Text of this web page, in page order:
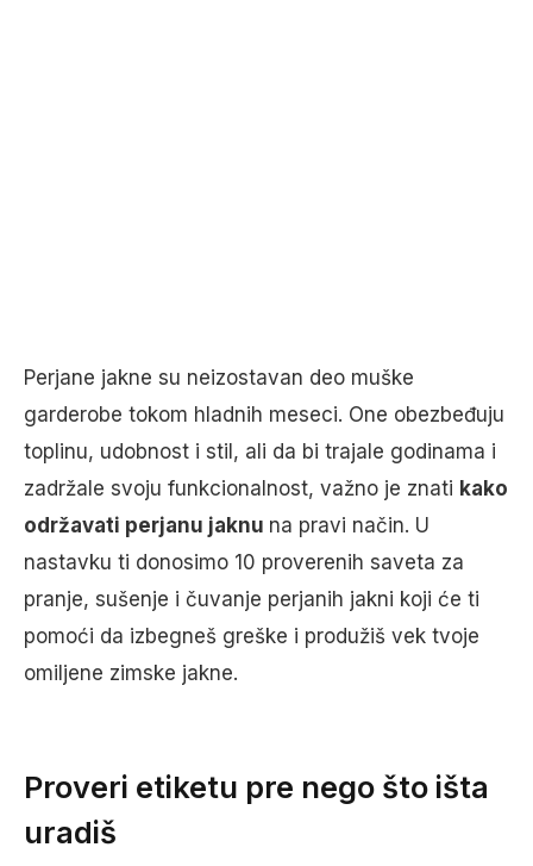
Perjane jakne su neizostavan deo muške
garderobe tokom hladnih meseci. One obezbeđuju
toplinu, udobnost i stil, ali da bi trajale godinama i
zadržale svoju funkcionalnost, važno je znati kako
održavati perjanu jaknu na pravi način. U
nastavku ti donosimo 10 proverenih saveta za
pranje, sušenje i čuvanje perjanih jakni koji će ti
pomoći da izbegneš greške i produžiš vek tvoje
omiljene zimske jakne.
Proveri etiketu pre nego što išta
uradiš